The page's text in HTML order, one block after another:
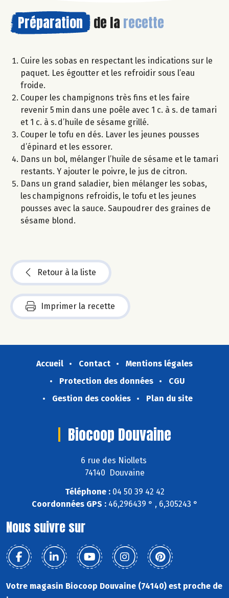
Préparation de la recette
Cuire les sobas en respectant les indications sur le
paquet. Les égoutter et les refroidir sous l’eau
froide.
Couper les champignons très fins et les faire
revenir 5 min dans une poêle avec 1 c. à s. de tamari
et 1 c. à s. d’huile de sésame grillé.
Couper le tofu en dés. Laver les jeunes pousses
d’épinard et les essorer.
Dans un bol, mélanger l’huile de sésame et le tamari
restants. Y ajouter le poivre, le jus de citron.
Dans un grand saladier, bien mélanger les sobas,
les champignons refroidis, le tofu et les jeunes
pousses avec la sauce. Saupoudrer des graines de
sésame blond.
Retour à la liste
Imprimer la recette
Accueil Contact
Mentions légales
Protection des données
CGU
Gestion des cookies
Plan du site
Biocoop Douvaine
6 rue des Niollets
74140 Douvaine
Téléphone :04 50 39 42 42
Coordonnées GPS :46,296439 ° , 6,305243 °
Nous suivre sur
Votre magasin Biocoop Douvaine (74140) est proche de